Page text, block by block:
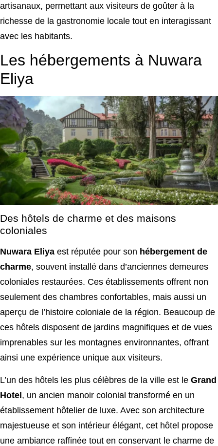
artisanaux, permettant aux visiteurs de goûter à la
richesse de la gastronomie locale tout en interagissant
avec les habitants.
Les hébergements à Nuwara
Eliya
Des hôtels de charme et des maisons
coloniales
Nuwara Eliya est réputée pour son hébergement de
charme, souvent installé dans d’anciennes demeures
coloniales restaurées. Ces établissements offrent non
seulement des chambres confortables, mais aussi un
aperçu de l’histoire coloniale de la région. Beaucoup de
ces hôtels disposent de jardins magnifiques et de vues
imprenables sur les montagnes environnantes, offrant
ainsi une expérience unique aux visiteurs.
L’un des hôtels les plus célèbres de la ville est le Grand
Hotel, un ancien manoir colonial transformé en un
établissement hôtelier de luxe. Avec son architecture
majestueuse et son intérieur élégant, cet hôtel propose
une ambiance raffinée tout en conservant le charme de